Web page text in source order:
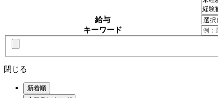
給与
キーワード
閉じる
新着順